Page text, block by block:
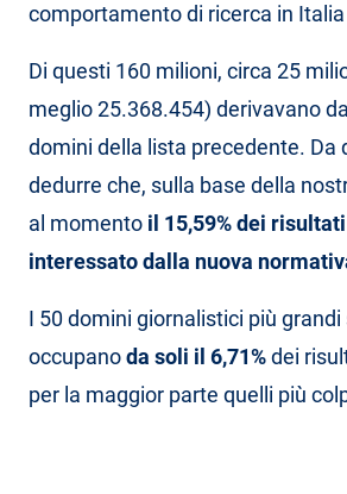
comportamento di ricerca in
Di questi 160 milioni, circa 25
meglio 25.368.454) derivavano
domini della lista precedente. Da
dedurre che, sulla base della
al momento il 15,59% dei
interessato dalla nuova
I 50 domini giornalistici più grandi
occupanoda soli il 6,71%dei
per la maggior parte quelli più